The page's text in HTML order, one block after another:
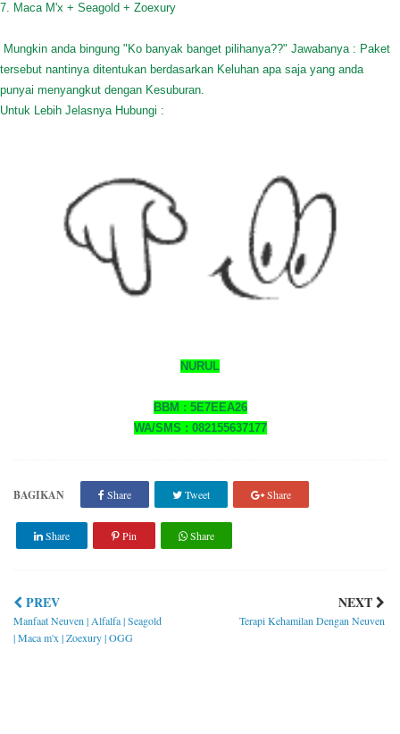
7. Maca M'x + Seagold + Zoexury
Mungkin anda bingung "Ko banyak banget pilihanya??" Jawabanya : Paket
tersebut nantinya ditentukan berdasarkan Keluhan apa saja yang anda
punyai menyangkut dengan Kesuburan.
Untuk Lebih Jelasnya Hubungi :
NURUL
BBM : 5E7EEA26
WA/SMS : 082155637177
BAGIKAN Share Tweet Share
Share Pin Share
PREV
Manfaat Neuven | Alfalfa | Seagold
| Maca m'x | Zoexury | OGG
NEXT
Terapi Kehamilan Dengan Neuven